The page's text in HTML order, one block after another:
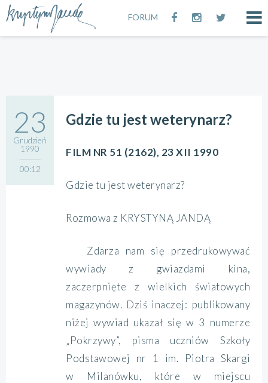
FORUM
23
Grudzień
1990
00:12
Gdzie tu jest weterynarz?
FILM NR 51 (2162), 23 XII 1990
Gdzie tu jest weterynarz?
Rozmowa z KRYSTYNĄ JANDĄ
Zdarza nam się przedrukowywać
wywiady z gwiazdami kina,
zaczerpnięte z wielkich światowych
magazynów. Dziś inaczej: publikowany
niżej wywiad ukazał się w 3 numerze
„Pokrzywy”, pisma uczniów Szkoły
Podstawowej nr 1 im. Piotra Skargi
w Milanówku, które w miejscu